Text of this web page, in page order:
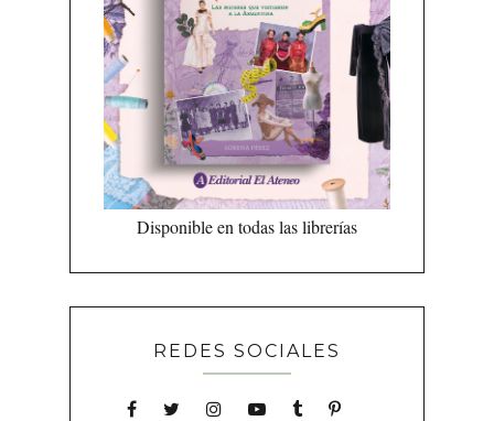
Disponible en todas las librerías
REDES SOCIALES